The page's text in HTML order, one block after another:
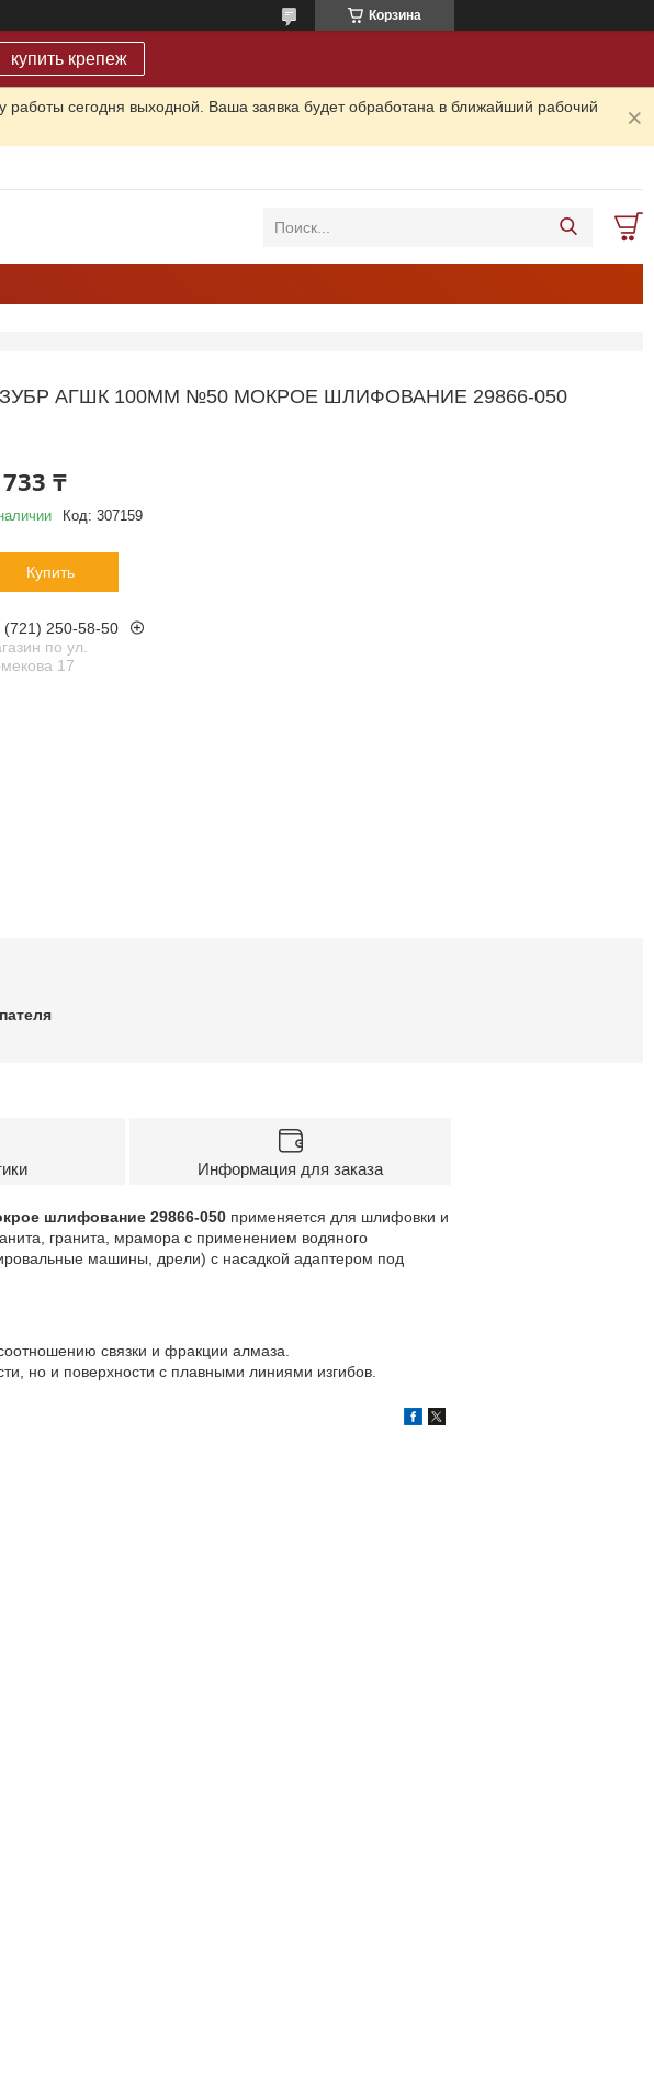
Корзина
купить крепеж
сегодня выходной. Ваша заявка будет обработана в ближайший рабочий
АГШК 100ММ №50 МОКРОЕ ШЛИФОВАНИЕ 29866-050
₸
Код: 307159
Купить
(721) 250-58-50
по ул.
17
Информация для заказа
шлифование 29866-050 применяется для шлифовки и
гранита, мрамора с применением водяного
машины, дрели) с насадкой адаптером под
связки и фракции алмаза.
но и поверхности с плавными линиями изгибов.